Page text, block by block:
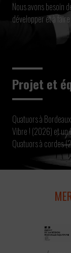
Nous avons besoin
développer et à
Projet et
Quatuors à
Vibre ! (2026) et un
Quatuors à cordes